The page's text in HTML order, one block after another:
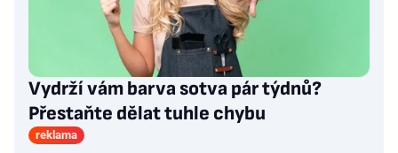
Vydrží vám barva sotva pár týdnů?
Přestaňte dělat tuhle chybu
reklama